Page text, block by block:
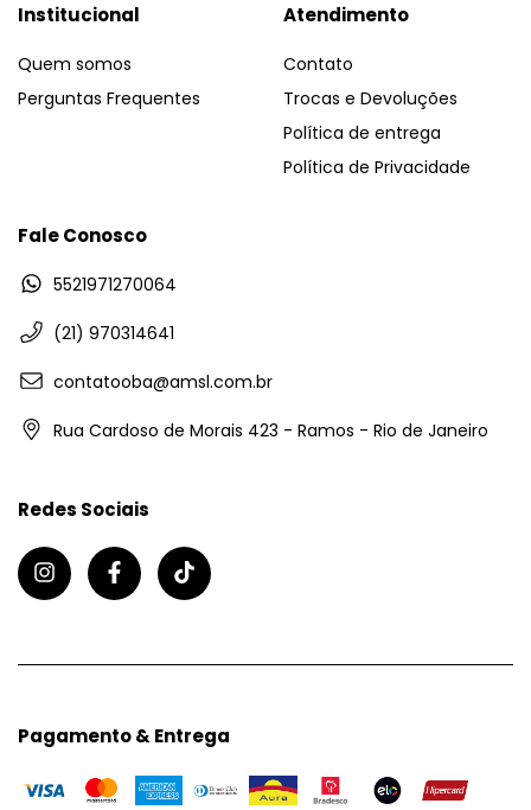
Institucional
Quem somos
Perguntas Frequentes
Atendimento
Contato
Trocas e Devoluções
Política de entrega
Política de Privacidade
Fale Conosco
5521971270064
(21) 970314641
contatooba@amsl.com.br
Rua Cardoso de Morais 423 - Ramos - Rio de Janeiro
Redes Sociais
Pagamento & Entrega